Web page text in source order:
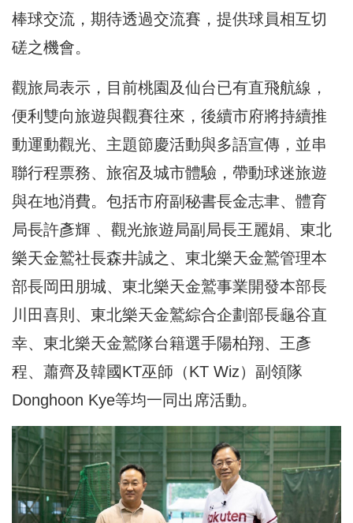
棒球交流，期待透過交流賽，提供球員相互切
磋之機會。
觀旅局表示，目前桃園及仙台已有直飛航線，
便利雙向旅遊與觀賽往來，後續市府將持續推
動運動觀光、主題節慶活動與多語宣傳，並串
聯行程票務、旅宿及城市體驗，帶動球迷旅遊
與在地消費。包括市府副秘書長金志聿、體育
局長許彥輝 、觀光旅遊局副局長王麗娟、東北
樂天金鷲社長森井誠之、東北樂天金鷲管理本
部長岡田朋城、東北樂天金鷲事業開發本部長
川田喜則、東北樂天金鷲綜合企劃部長龜谷直
幸、東北樂天金鷲隊台籍選手陽柏翔、王彥
程、蕭齊及韓國KT巫師（KT Wiz）副領隊
Donghoon Kye等均一同出席活動。